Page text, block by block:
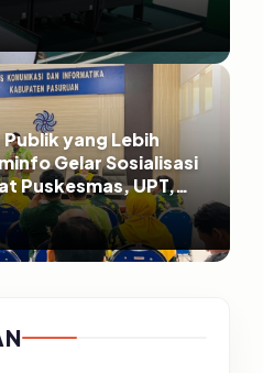
yang Lebih
Gelar Sosialisasi
Puskesmas, UPT,
Pasuruan